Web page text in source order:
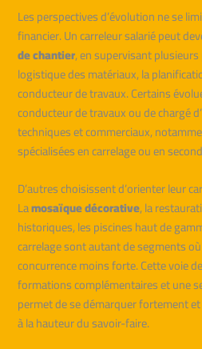
Les perspectives d’évolution ne se
financier. Un carreleur salarié peut
de chantier, en supervisant
logistique des matériaux, la
conducteur de travaux. Certains
conducteur de travaux ou de chargé
techniques et commerciaux,
spécialisées en carrelage ou en
D’autres choisissent d’orienter leur
Lamosaïque décorative, la
historiques, les piscines haut de
carrelage sont autant de segments
concurrence moins forte. Cette voie
formations complémentaires et une
permet de se démarquer fortement
à la hauteur du savoir-faire.